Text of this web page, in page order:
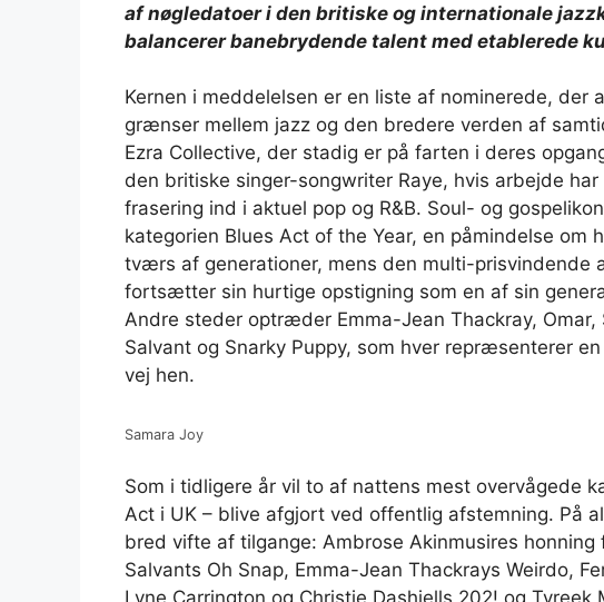
af ​​nøgledatoer i den britiske og internationale
balancerer banebrydende talent med etablerede
Kernen i meddelelsen er en liste af nominerede, der
grænser mellem jazz og den bredere verden af
Ezra Collective, der stadig er på farten i deres
den britiske singer-songwriter Raye, hvis arbejde
frasering ind i aktuel pop og R&B. Soul- og
kategorien Blues Act of the Year, en påmindelse om
tværs af generationer, mens den multi-prisvindende
fortsætter sin hurtige opstigning som en af ​​sin
Andre steder optræder Emma-Jean Thackray, Omar,
Salvant og Snarky Puppy, som hver repræsenterer
vej hen.
Samara Joy
Som i tidligere år vil to af nattens mest overvågede
Act i UK – blive afgjort ved offentlig afstemning. På
bred vifte af tilgange: Ambrose Akinmusires honning
Salvants Oh Snap, Emma-Jean Thackrays Weirdo,